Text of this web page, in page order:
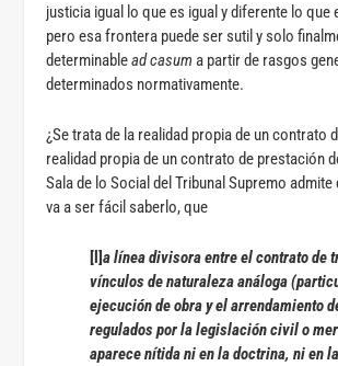
justicia igual lo que es igual y diferente lo que
pero esa frontera puede ser sutil y solo
determinablead casum a partir de rasgos
determinados normativamente.
¿Se trata de la realidad propia de un contrato
realidad propia de un contrato de prestación
Sala de lo Social del Tribunal Supremo
va a ser fácil saberlo, que
[l]a línea divisora entre el contrato de
vínculos de naturaleza análoga
ejecución de obra y el arrendamiento
regulados por la legislación civil o
aparece nítida ni en la doctrina, ni en